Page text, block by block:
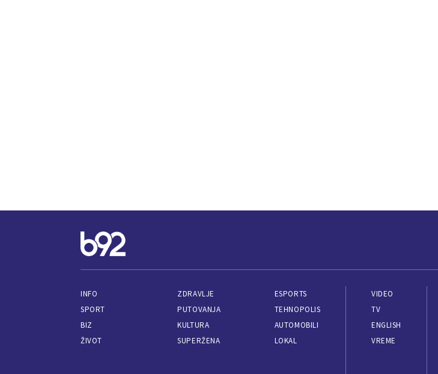
INFO
SPORT
BIZ
ŽIVOT
ZDRAVLJE
PUTOVANJA
KULTURA
SUPERŽENA
ESPORTS
TEHNOPOLIS
AUTOMOBILI
LOKAL
VIDEO
TV
ENGLISH
VREME